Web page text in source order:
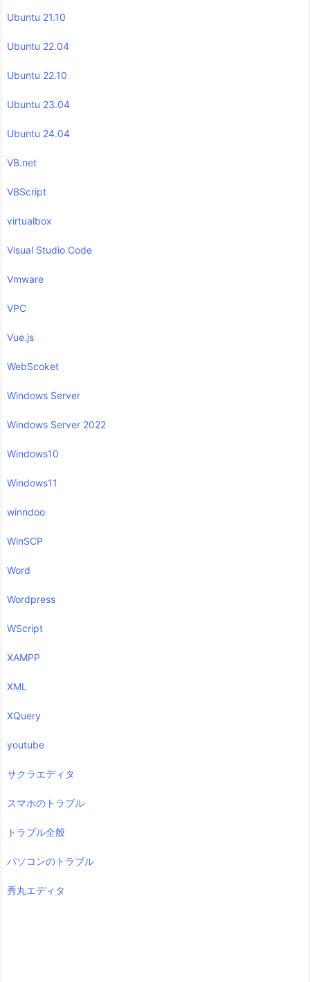
Ubuntu 21.10
Ubuntu 22.04
Ubuntu 22.10
Ubuntu 23.04
Ubuntu 24.04
VB.net
VBScript
virtualbox
Visual Studio Code
Vmware
VPC
Vue.js
WebScoket
Windows Server
Windows Server 2022
Windows10
Windows11
winndoo
WinSCP
Word
Wordpress
WScript
XAMPP
XML
XQuery
youtube
サクラエディタ
スマホのトラブル
トラブル全般
パソコンのトラブル
秀丸エディタ